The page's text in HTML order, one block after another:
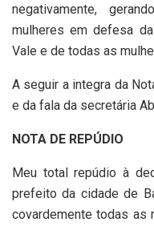
negativamente,
mulheres em defesa
Vale e de todas as
A seguir a integra da
e da fala da secretária
NOTA DE REPÚDIO
Meu total repúdio à
prefeito da cidade de
covardemente todas as